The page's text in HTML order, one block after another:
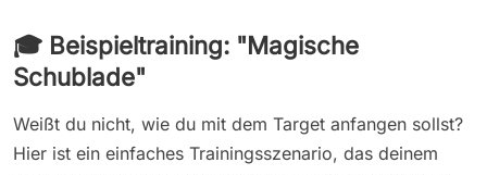
🎓 Beispieltraining: "Magische
Schublade"
Weißt du nicht, wie du mit dem Target anfangen sollst?
Hier ist ein einfaches Trainingsszenario, das deinem